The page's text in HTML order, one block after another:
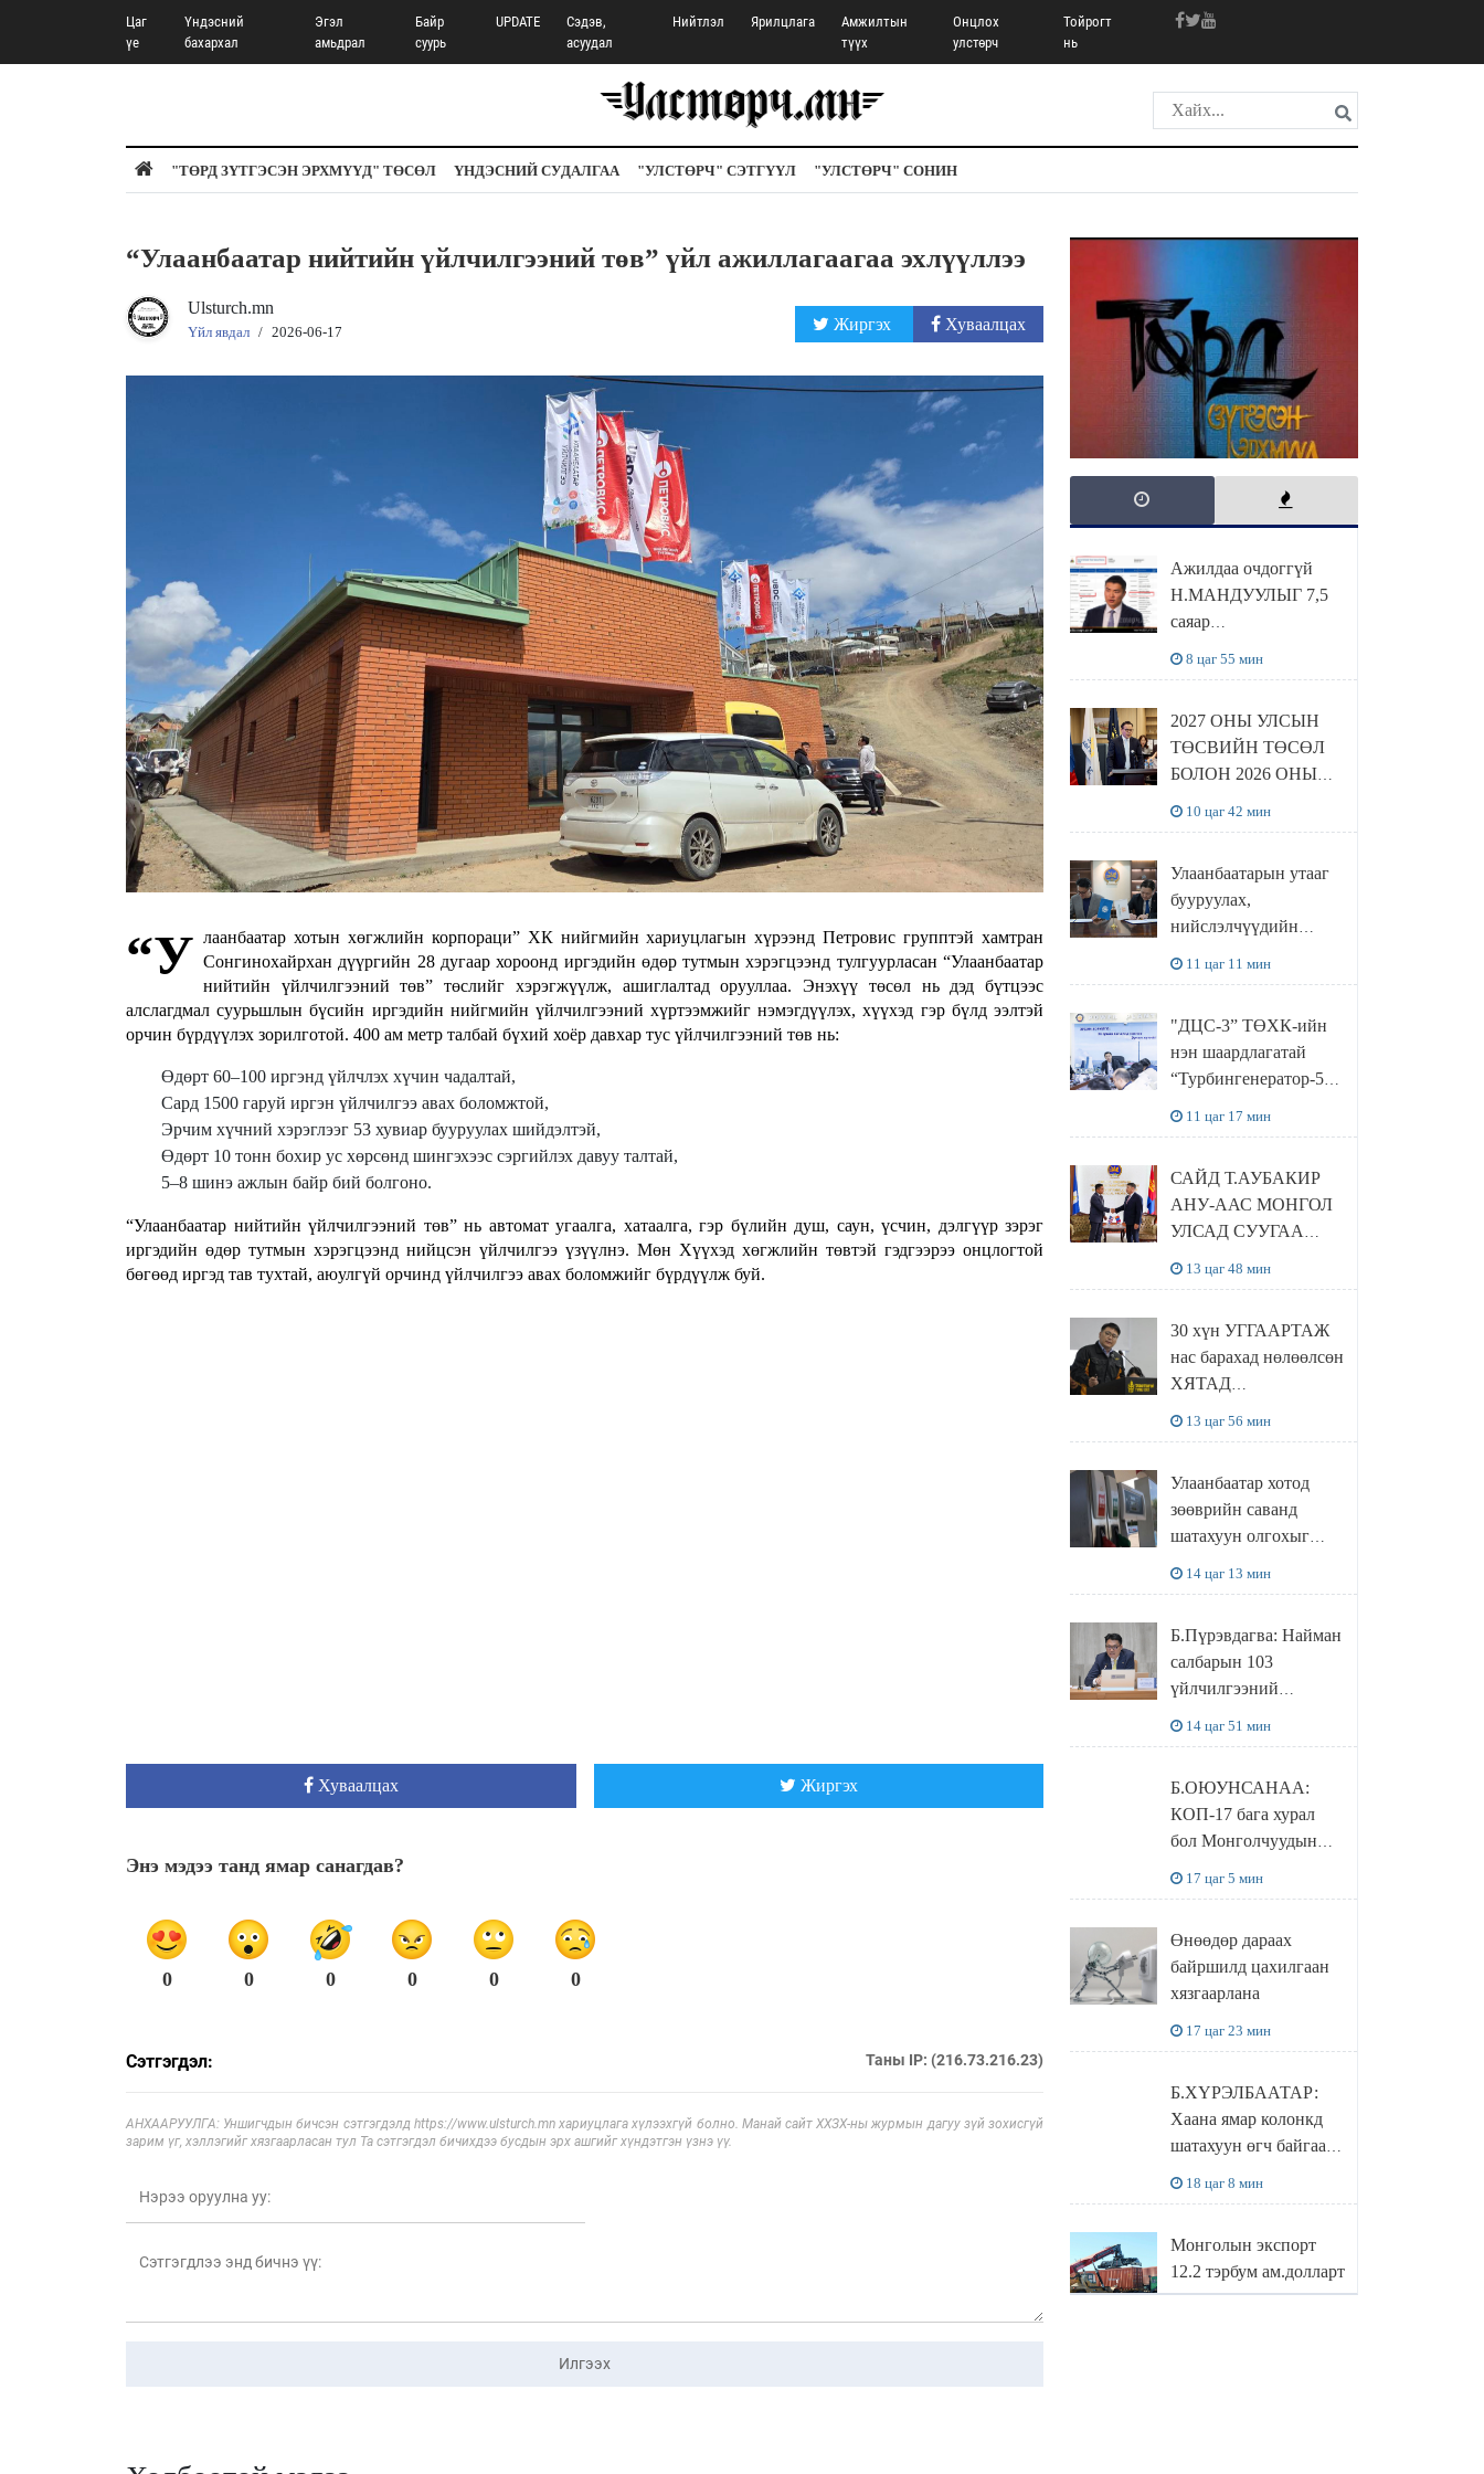
Цаг
үе
Үндэсний
бахархал
Эгэл
амьдрал
Байр
суурь
UPDATE
Сэдэв,
асуудал
Нийтлэл Ярилцлага
Амжилтын
түүх
Онцлох
улстөрч
Тойрогт
нь
"ТӨРД ЗҮТГЭСЭН ЭРХМҮҮД" ТӨСӨЛ ҮНДЭСНИЙ СУДАЛГАА "УЛСТӨРЧ" СЭТГҮҮЛ "УЛСТӨРЧ" СОНИН
“Улаанбаатар нийтийн үйлчилгээний төв” үйл ажиллагаагаа эхлүүллээ
Ulsturch.mn
Үйл явдал / 2026-06-17 Жиргэх Хуваалцах
“У лаанбаатар хотын хөгжлийн корпораци” ХК нийгмийн хариуцлагын хүрээнд Петровис групптэй хамтран
Сонгинохайрхан дүүргийн 28 дугаар хороонд иргэдийн өдөр тутмын хэрэгцээнд тулгуурласан “Улаанбаатар
нийтийн үйлчилгээний төв” төслийг хэрэгжүүлж, ашиглалтад орууллаа. Энэхүү төсөл нь дэд бүтцээс
алслагдмал суурьшлын бүсийн иргэдийн нийгмийн үйлчилгээний хүртээмжийг нэмэгдүүлэх, хүүхэд гэр бүлд ээлтэй
орчин бүрдүүлэх зорилготой. 400 ам метр талбай бүхий хоёр давхар тус үйлчилгээний төв нь:
Өдөрт 60–100 иргэнд үйлчлэх хүчин чадалтай,
Сард 1500 гаруй иргэн үйлчилгээ авах боломжтой,
Эрчим хүчний хэрэглээг 53 хувиар бууруулах шийдэлтэй,
Өдөрт 10 тонн бохир ус хөрсөнд шингэхээс сэргийлэх давуу талтай,
5–8 шинэ ажлын байр бий болгоно.
“Улаанбаатар нийтийн үйлчилгээний төв” нь автомат угаалга, хатаалга, гэр бүлийн душ, саун, үсчин, дэлгүүр зэрэг
иргэдийн өдөр тутмын хэрэгцээнд нийцсэн үйлчилгээ үзүүлнэ. Мөн Хүүхэд хөгжлийн төвтэй гэдгээрээ онцлогтой
бөгөөд иргэд тав тухтай, аюулгүй орчинд үйлчилгээ авах боломжийг бүрдүүлж буй.
Хуваалцах Жиргэх
Энэ мэдээ танд ямар санагдав?
0 0 0 0 0 0
Сэтгэгдэл: Таны IP: (216.73.216.23)
АНХААРУУЛГА: Уншигчдын бичсэн сэтгэгдэлд https://www.ulsturch.mn хариуцлага хүлээхгүй болно. Манай сайт ХХЗХ-ны журмын дагуу зүй зохисгүй
зарим үг, хэллэгийг хязгаарласан тул Та сэтгэгдэл бичихдээ бусдын эрх ашгийг хүндэтгэн үзнэ үү.
Илгээх
Ажилдаа очдоггүй
Н.МАНДУУЛЫГ 7,5
саяар
8 цаг 55 мин
2027 ОНЫ УЛСЫН
ТӨСВИЙН ТӨСӨЛ
БОЛОН 2026 ОНЫ
НИЙТИЙН
ХЭЛЭЛЦҮҮЛЭГ
БОЛЛОО
10 цаг 42 мин
Улаанбаатарын утааг
бууруулах,
нийслэлчүүдийн
баялгийн сан нэгдэл”
ХХК-тай хамтран
хэрэгжүүлнэ
11 цаг 11 мин
"ДЦС-3” ТӨХК-ийн
нэн шаардлагатай
“Турбингенератор-5”-
11 цаг 17 мин
САЙД Т.АУБАКИР
АНУ-ААС МОНГОЛ
УЛСАД СУУГАА
ХҮЛЭЭН АВЧ
УУЛЗЛАА
13 цаг 48 мин
30 хүн УГГААРТАЖ
нас барахад нөлөөлсөн
ХЯТАД
худалдаж авахаар
болжээ
13 цаг 56 мин
Улаанбаатар хотод
зөөврийн саванд
шатахуун олгохыг
14 цаг 13 мин
Б.Пүрэвдагва: Найман
салбарын 103
үйлчилгээний
нөхцөл бүрдэнэ
14 цаг 51 мин
Б.ОЮУНСАНАА:
КОП-17 бага хурал
бол Монголчуудын
ДЭЛХИЙД
СУРТАЛЧИЛАХ гол
бодлого
17 цаг 5 мин
Өнөөдөр дараах
байршилд цахилгаан
хязгаарлана
17 цаг 23 мин
Б.ХҮРЭЛБААТАР:
Хаана ямар колонкд
шатахуун өгч байгаа,
боломжтой
18 цаг 8 мин
Монголын экспорт
12.2 тэрбум ам.долларт
хүрэв